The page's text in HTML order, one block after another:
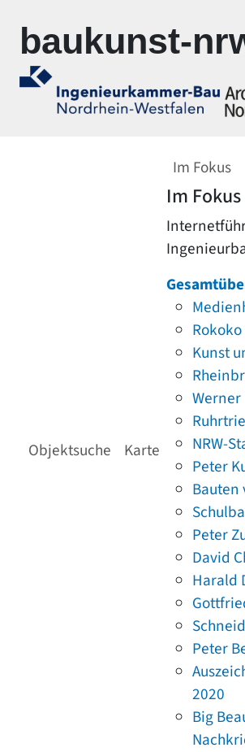
baukunst-
Objektsuche Karte
Im Fokus
Im Fokus
Kunst
Werner
NRW-
Peter
Bauten
Peter
David
Harald
Peter
2020
Big